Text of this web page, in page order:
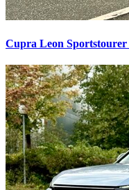
Cupra Leon Sportstourer